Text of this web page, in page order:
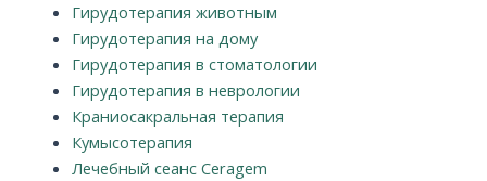
Гирудотерапия животным
Гирудотерапия на дому
Гирудотерапия в стоматологии
Гирудотерапия в неврологии
Краниосакральная терапия
Кумысотерапия
Лечебный сеанс Ceragem